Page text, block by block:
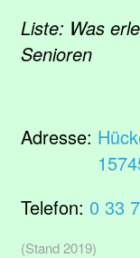
Liste: Was
Senioren
Adresse:
Telefon: 0 33
(Stand 2019)